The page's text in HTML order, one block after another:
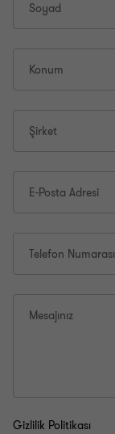
Soyad
Konum
Şirket
E-Posta Adresi
Telefon Numarası
Mesajınız
Gizlilik Politikası